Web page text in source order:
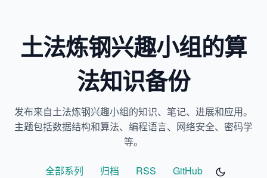
土法炼钢兴趣小组的算
法知识备份
发布来自土法炼钢兴趣小组的知识、笔记、进展和应用。
主题包括数据结构和算法、编程语言、网络安全、密码学
等。
全部系列 归档 RSS GitHub